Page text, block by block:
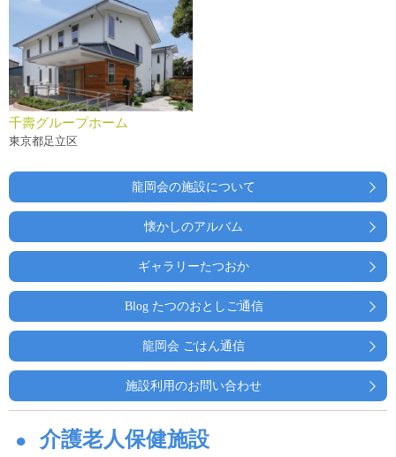
千壽グループホーム
東京都足立区
龍岡会の施設について
懐かしのアルバム
ギャラリーたつおか
Blog たつのおとしご通信
龍岡会 ごはん通信
施設利用のお問い合わせ
介護老人保健施設